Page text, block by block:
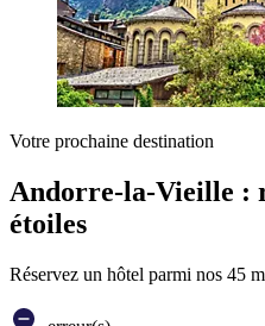
Votre prochaine destination
Andorre-la-Vieille :
étoiles
Réservez un hôtel parmi nos 45